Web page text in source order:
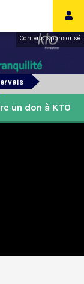
Contenu sponsorisé
un don à KTO